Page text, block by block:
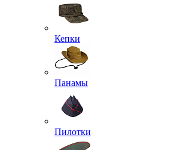
Кепки
Панамы
Пилотки